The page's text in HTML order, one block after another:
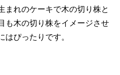
まれのケーキで木の切り株と
も木の切り株をイメージさせ
はぴったりです。